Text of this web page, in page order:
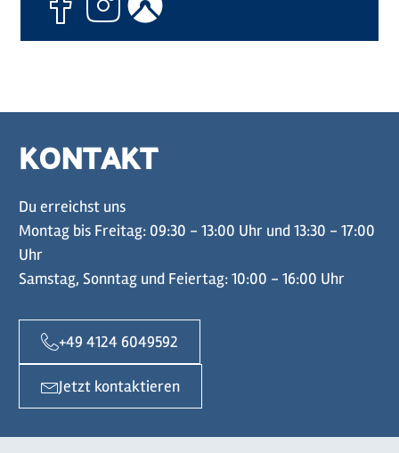
KONTAKT
Du erreichst uns
Montag bis Freitag: 09:30 - 13:00 Uhr und 13:30 - 17:00
Uhr
Samstag, Sonntag und Feiertag: 10:00 - 16:00 Uhr
+49 4124 6049592
Jetzt kontaktieren